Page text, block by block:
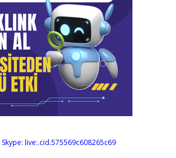
Skype: live:.cid.575569c608265c69